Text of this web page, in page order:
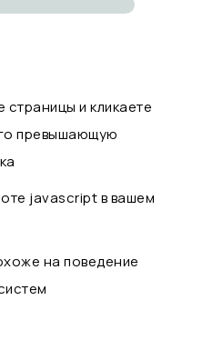
и кликаете
превышающую
javascript в вашем
на поведение